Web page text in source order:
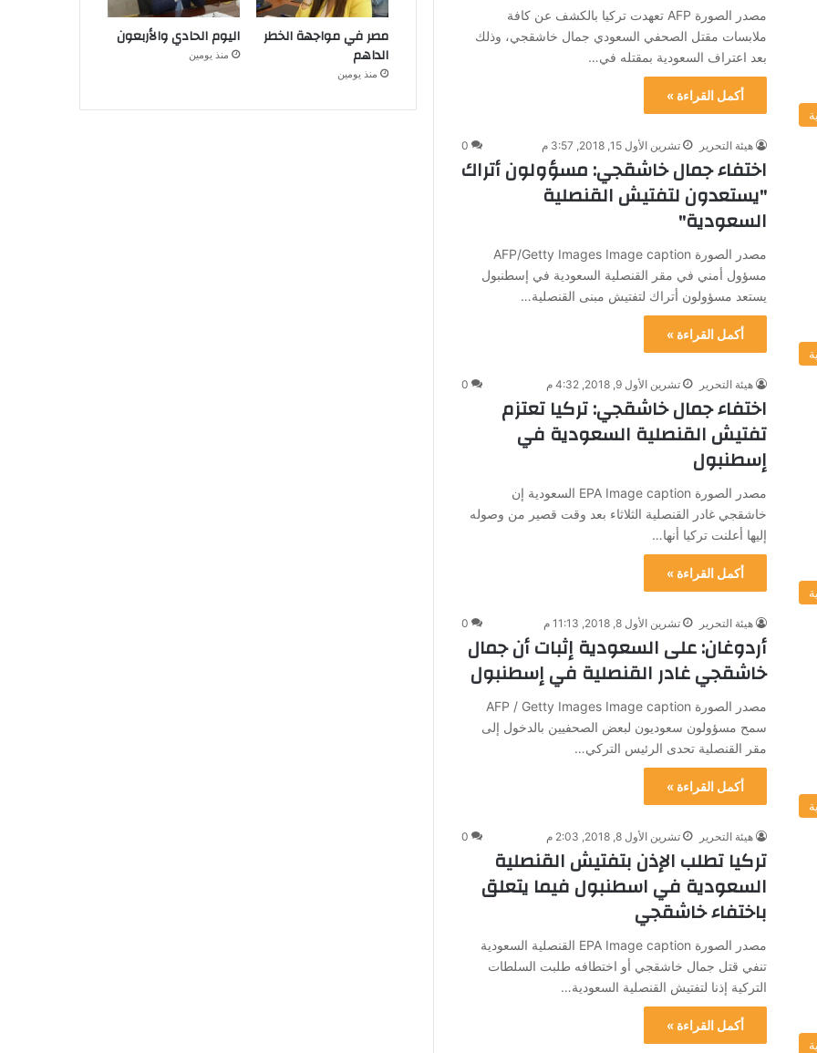
مصدر الصورة AFP تعهدت تركيا بالكشف عن كافة
ملابسات مقتل الصحفي السعودي جمال خاشقجي، وذلك
بعد اعتراف السعودية بمقتله في…
أكمل القراءة »
هيئة التحرير تشرين الأول 15, 2018, 3:57 م 0
اختفاء جمال خاشقجي: مسؤولون أتراك
"يستعدون لتفتيش القنصلية
السعودية"
مصدر الصورة AFP/Getty Images Image caption
مسؤول أمني في مقر القنصلية السعودية في إسطنبول
يستعد مسؤولون أتراك لتفتيش مبنى القنصلية…
أكمل القراءة »
هيئة التحرير تشرين الأول 9, 2018, 4:32 م 0
اختفاء جمال خاشقجي: تركيا تعتزم
تفتيش القنصلية السعودية في
إسطنبول
مصدر الصورة EPA Image caption السعودية إن
خاشقجي غادر القنصلية الثلاثاء بعد وقت قصير من وصوله
إليها أعلنت تركيا أنها…
أكمل القراءة »
هيئة التحرير تشرين الأول 8, 2018, 11:13 م 0
أردوغان: على السعودية إثبات أن جمال
خاشقجي غادر القنصلية في إسطنبول
مصدر الصورة AFP / Getty Images Image caption
سمح مسؤولون سعوديون لبعض الصحفيين بالدخول إلى
مقر القنصلية تحدى الرئيس التركي…
أكمل القراءة »
هيئة التحرير تشرين الأول 8, 2018, 2:03 م 0
تركيا تطلب الإذن بتفتيش القنصلية
السعودية في اسطنبول فيما يتعلق
باختفاء خاشقجي
مصدر الصورة EPA Image caption القنصلية السعودية
تنفي قتل جمال خاشقجي أو اختطافه طلبت السلطات
التركية إذنا لتفتيش القنصلية السعودية…
أكمل القراءة »
مصر في مواجهة الخطر
الداهم
منذ يومين
اليوم الحادي والأربعون
منذ يومين